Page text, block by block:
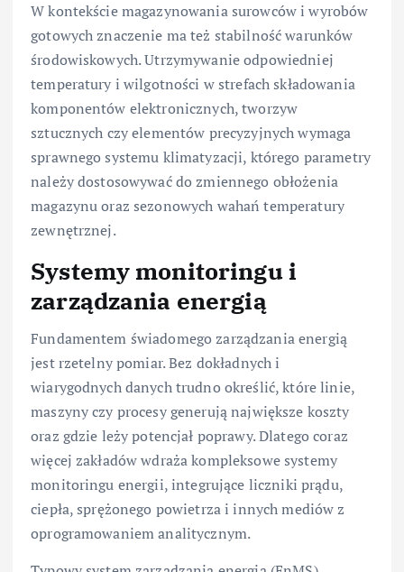
W kontekście magazynowania surowców i wyrobów
gotowych znaczenie ma też stabilność warunków
środowiskowych. Utrzymywanie odpowiedniej
temperatury i wilgotności w strefach składowania
komponentów elektronicznych, tworzyw
sztucznych czy elementów precyzyjnych wymaga
sprawnego systemu klimatyzacji, którego parametry
należy dostosowywać do zmiennego obłożenia
magazynu oraz sezonowych wahań temperatury
zewnętrznej.
Systemy monitoringu i
zarządzania energią
Fundamentem świadomego zarządzania energią
jest rzetelny pomiar. Bez dokładnych i
wiarygodnych danych trudno określić, które linie,
maszyny czy procesy generują największe koszty
oraz gdzie leży potencjał poprawy. Dlatego coraz
więcej zakładów wdraża kompleksowe systemy
monitoringu energii, integrujące liczniki prądu,
ciepła, sprężonego powietrza i innych mediów z
oprogramowaniem analitycznym.